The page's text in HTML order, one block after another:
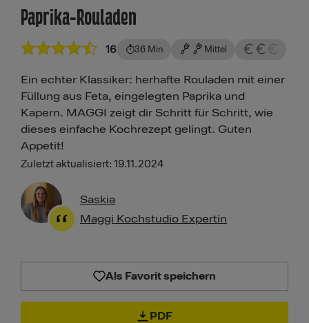
Paprika-Rouladen
16 36 Min Mittel
Ein echter Klassiker: herhafte Rouladen mit einer
Füllung aus Feta, eingelegten Paprika und
Kapern. MAGGI zeigt dir Schritt für Schritt, wie
dieses einfache Kochrezept gelingt. Guten
Appetit!
Zuletzt aktualisiert: 19.11.2024
Saskia
Maggi Kochstudio Expertin
Als Favorit speichern
PDF